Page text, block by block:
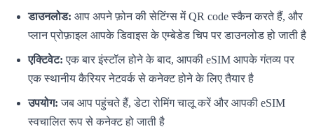
डाउनलोड: आप अपने फ़ोन की सेटिंग्स में QR code स्कैन करते हैं, और
प्लान प्रोफ़ाइल आपके डिवाइस के एम्बेडेड चिप पर डाउनलोड हो जाती है
एक्टिवेट: एक बार इंस्टॉल होने के बाद, आपकी eSIM आपके गंतव्य पर
एक स्थानीय कैरियर नेटवर्क से कनेक्ट होने के लिए तैयार है
उपयोग: जब आप पहुंचते हैं, डेटा रोमिंग चालू करें और आपकी eSIM
स्वचालित रूप से कनेक्ट हो जाती है